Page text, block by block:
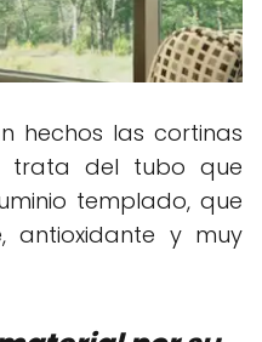
hechos las cortinas
trata del tubo que
templado, que
antioxidante y muy